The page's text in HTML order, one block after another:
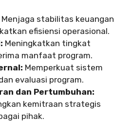
Menjaga stabilitas keuangan
efisiensi operasional.
Meningkatkan tingkat
manfaat program.
Memperkuat sistem
evaluasi program.
dan Pertumbuhan:
kemitraan strategis
pihak.